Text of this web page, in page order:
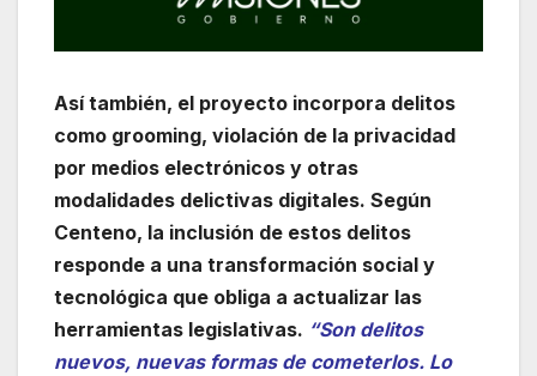
Así también, el proyecto incorpora delitos
como grooming, violación de la privacidad
por medios electrónicos y otras
modalidades delictivas digitales. Según
Centeno, la inclusión de estos delitos
responde a una transformación social y
tecnológica que obliga a actualizar las
herramientas legislativas. “Son delitos
nuevos, nuevas formas de cometerlos. Lo